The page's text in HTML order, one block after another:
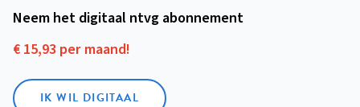
Neem het digitaal ntvg abonnement
€ 15,93 per maand!
IK WIL DIGITAAL